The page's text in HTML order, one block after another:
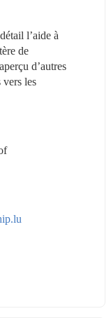
l’aide à
de
d’autres
vers les